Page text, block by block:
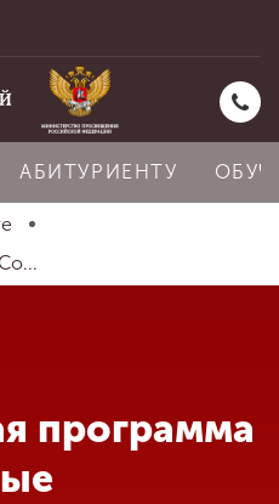
АБИТУРИЕНТУ
программа